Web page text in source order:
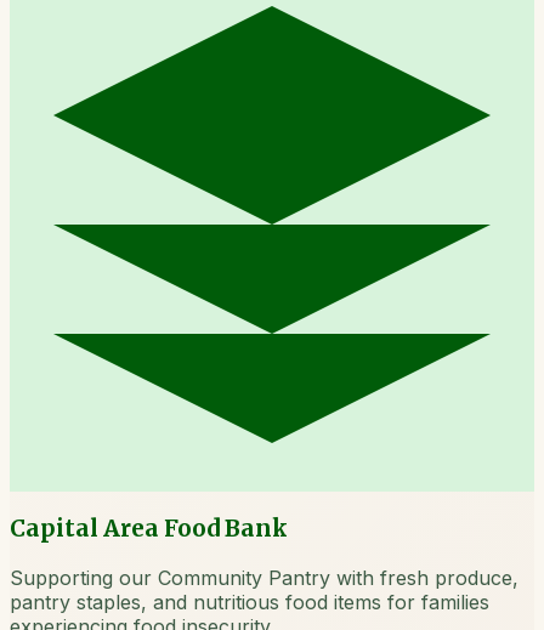
Capital Area Food Bank
Supporting our Community Pantry with fresh produce,
pantry staples, and nutritious food items for families